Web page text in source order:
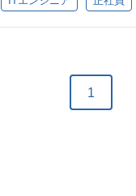
おけるプロジェクト管理
折衝・調整経験 歓迎要件
える仕事です。 研究・遺
は、社内の研究者や関係
インフラ・社内SE領域
ぶつの健康とアニコムの
1